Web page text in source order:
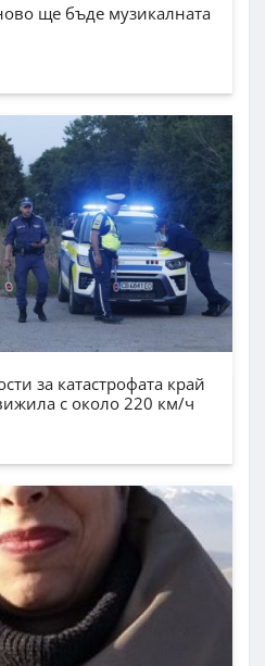
ще бъде музикалната
за катастрофата край
с около 220 км/ч